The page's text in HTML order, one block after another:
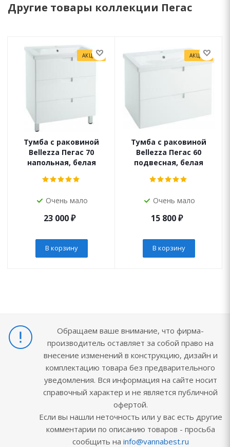
Другие товары коллекции Пегас
АКЦИЯ
Тумба с раковиной
Bellezza Пегас 70
напольная, белая
Очень мало
23 000₽
В корзину
АКЦИЯ
Тумба с раковиной
Bellezza Пегас 60
подвесная, белая
Очень мало
15 800₽
В корзину
Обращаем ваше внимание, что фирма-
производитель оставляет за собой право на
внесение изменений в конструкцию, дизайн и
комплектацию товара без предварительного
уведомления. Вся информация на сайте носит
справочный характер и не является публичной
офертой.
Если вы нашли неточность или у вас есть другие
комментарии по описанию товаров - просьба
сообщить на info@vannabest.ru